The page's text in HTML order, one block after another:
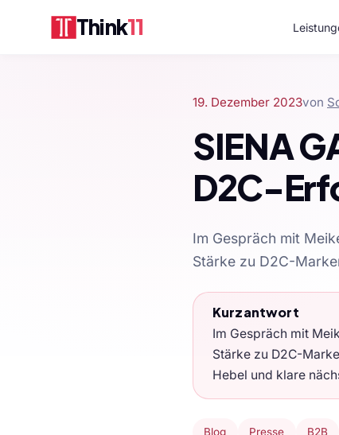
Think11
19. Dezember 2023von
SIENA
D2C-
Im Gespräch mit
Stärke zu D2C-
Kurzantwort
Im Gespräch mit
Stärke zu D2C-
Hebel und klare
Blog Presse B2B